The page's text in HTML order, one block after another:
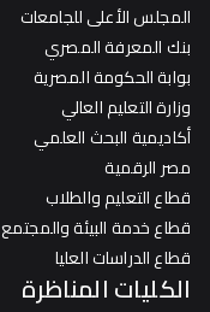
المجلس الأعلى للجامعات
بنك المعرفة المصري
بوابة الحكومة المصرية
وزارة التعليم العالي
أكاديمية البحث العلمي
مصر الرقمية
قطاع التعليم والطلاب
قطاع خدمة البيئة والمجتمع
قطاع الدراسات العليا
الكليات المناظرة